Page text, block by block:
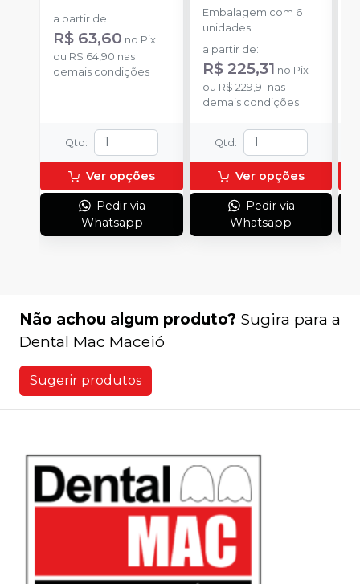
a partir de:
R$ 63,60 no Pix
ou R$ 64,90 nas
demais condições
Qtd :
Ver opções
Pedir via
Whatsapp
Embalagem com 6
unidades.
a partir de:
R$ 225,31 no Pix
ou R$ 229,91 nas
demais condições
Qtd :
Ver opções
Pedir via
Whatsapp
Não achou algum produto? Sugira para a
Dental Mac Maceió
Sugerir produtos